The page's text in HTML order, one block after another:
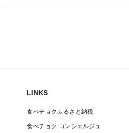
LINKS
食べチョクふるさと納税
食べチョク コンシェルジュ